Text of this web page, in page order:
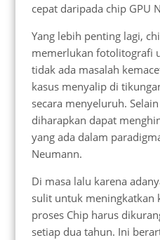
cepat daripada chip GPU
Yang lebih penting lagi,
memerlukan fotolitografi
tidak ada masalah
kasus menyalip di
secara menyeluruh.
diharapkan dapat
yang ada dalam
Neumann.
Di masa lalu karena
sulit untuk meningkatkan
proses Chip harus
setiap dua tahun. Ini